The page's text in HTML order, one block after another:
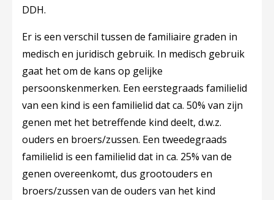
DDH.
Er is een verschil tussen de familiaire graden in
medisch en juridisch gebruik. In medisch gebruik
gaat het om de kans op gelijke
persoonskenmerken. Een eerstegraads familielid
van een kind is een familielid dat ca. 50% van zijn
genen met het betreffende kind deelt, d.w.z.
ouders en broers/zussen. Een tweedegraads
familielid is een familielid dat in ca. 25% van de
genen overeenkomt, dus grootouders en
broers/zussen van de ouders van het kind